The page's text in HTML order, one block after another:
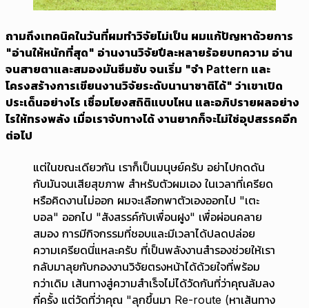
ถามถึงเทคนิคในวันที่ผมทำวิจัยไม่เป็น ผมแก้ปัญหาด้วยการ
"อ่านให้หนักที่สุด" อ่านงานวิจัยปีละหลายร้อยบทความ อ่าน
จนสายตาและสมองมันซึมซับ จนเริ่ม "จำ Pattern และ
โครงสร้างการเขียนงานวิจัยระดับนานาชาติได้" ว่าเขาเปิด
ประเด็นอย่างไร เชื่อมโยงสถิติแบบไหน และอภิปรายผลอย่าง
ไรให้ทรงพลัง เมื่อเราจับทางได้ งานยากก็จะไม่ใช่อุปสรรคอีก
ต่อไป
แต่ในขณะเดียวกัน เราก็เป็นมนุษย์ครับ อย่าไปกดดัน
กับมันจนเสียสุขภาพ สำหรับตัวผมเอง ในเวลาที่เครียด
หรือคิดงานไม่ออก ผมจะเลือกพาตัวเองออกไป "เตะ
บอล" ออกไป "สังสรรค์กับเพื่อนฝูง" เพื่อผ่อนคลาย
สมอง การมีกิจกรรมที่ชอบและมีเวลาได้ปลดปล่อย
ความเครียดนี่แหละครับ ที่เป็นพลังงานสำรองช่วยให้เรา
กลับมาลุยกับกองงานวิจัยตรงหน้าได้ด้วยใจที่พร้อม
กว่าเดิม เส้นทางสู่ความสำเร็จไม่ได้วัดกันที่ว่าคุณล้มลง
กี่ครั้ง แต่วัดที่ว่าคุณ "ลุกขึ้นมา Re-route (หาเส้นทาง